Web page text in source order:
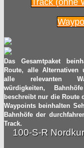
Track (ohne
Das Gesamtpaket
Route, alle Alternativen
alle relevanten
würdigkeiten,
beschreibt nur die Route
Waypoints beinhalten
Bahnhöfe der
Track.
100-S-R